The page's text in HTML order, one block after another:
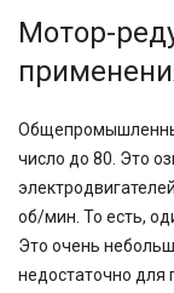
Мотор-
число до 80. Это
об/мин. То есть,
Это очень
недостаточно для